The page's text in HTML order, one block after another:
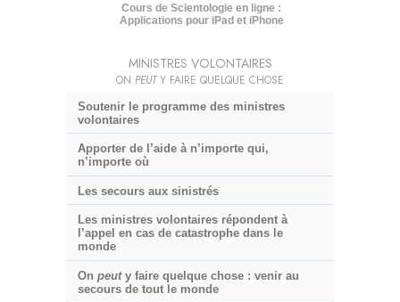
Cours de Scientologie en ligne :
Applications pour iPad et iPhone
MINISTRES VOLONTAIRES
ON PEUTY FAIRE QUELQUE CHOSE
Soutenir le programme des ministres
volontaires
Apporter de l’aide à n’importe qui,
n’importe où
Les secours aux sinistrés
Les ministres volontaires répondent à
l’appel en cas de catastrophe dans le
monde
On peuty faire quelque chose : venir au
secours de tout le monde